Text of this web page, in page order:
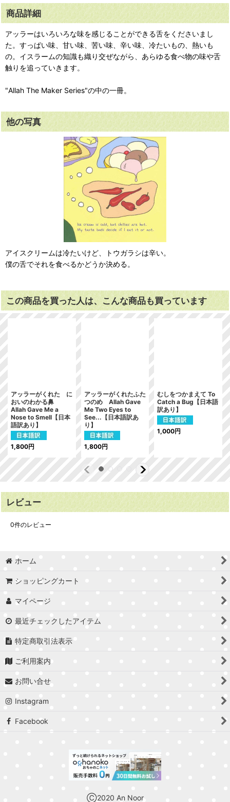
商品詳細
アッラーはいろいろな味を感じることができる舌をくださいまし
た。すっぱい味、甘い味、苦い味、辛い味、冷たいもの、熱いも
の。イスラームの知識も織り交ぜながら、あらゆる食べ物の味や舌
触りを追っていきます。
"Allah The Maker Series"の中の一冊。
他の写真
アイスクリームは冷たいけど、トウガラシは辛い。
僕の舌でそれを食べるかどうか決める。
この商品を買った人は、こんな商品も買っています
アッラーがくれた に
おいのわかる鼻
Allah Gave Me a
Nose to Smell【日本
語訳あり】
1,800円
アッラーがくれたふた
つのめ Allah Gave
Me Two Eyes to
See...【日本語訳あ
り】
1,800円
むしをつかまえて To
Catch a Bug【日本語
訳あり】
1,000円
レビュー
0件のレビュー
ホーム
ショッピングカート
マイページ
最近チェックしたアイテム
特定商取引法表示
ご利用案内
お問い合せ
Instagram
Facebook
Ⓒ2020 An Noor